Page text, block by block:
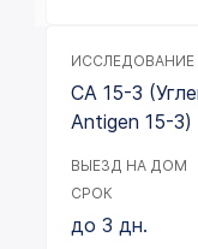
ИССЛЕДОВАНИЕ
СА 15-3
Antigen 15-3)
ВЫЕЗД НА ДОМ
СРОК
до 3 дн.